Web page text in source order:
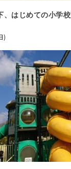
、はじめての小学
)